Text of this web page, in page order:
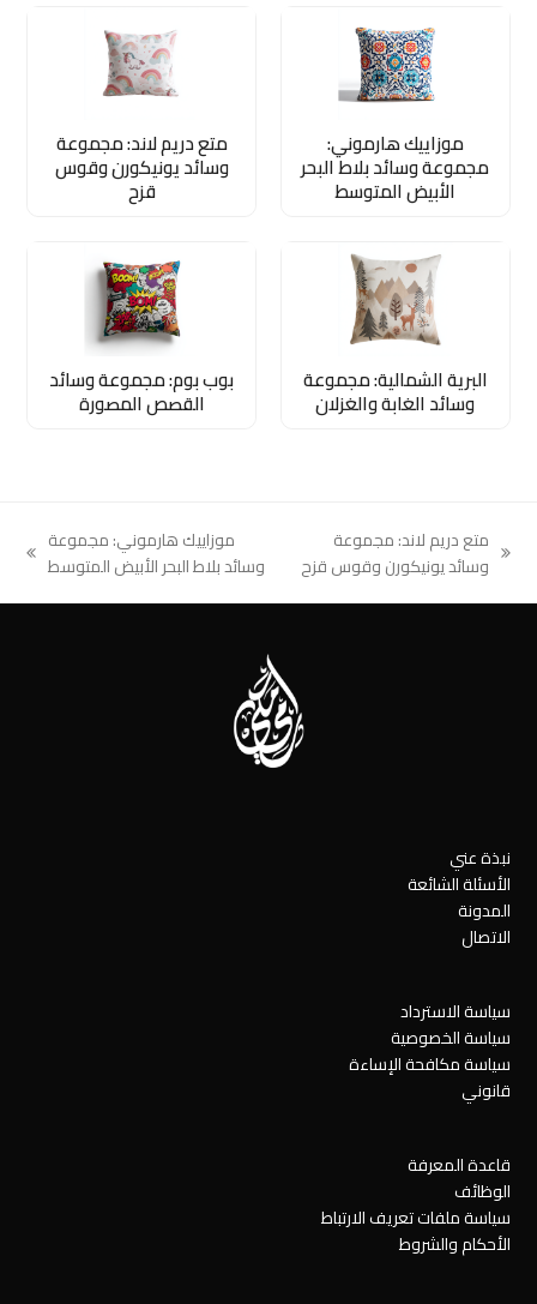
موزاييك هارموني:
مجموعة وسائد بلاط البحر
الأبيض المتوسط
متع دريم لاند: مجموعة
وسائد يونيكورن وقوس
قزح
البرية الشمالية: مجموعة
وسائد الغابة والغزلان
بوب بوم: مجموعة وسائد
القصص المصورة
previous
متع دريم لاند: مجموعة
وسائد يونيكورن وقوس قزح
next
موزاييك هارموني: مجموعة
وسائد بلاط البحر الأبيض المتوسط
نبذة عني
الأسئلة الشائعة
المدونة
الاتصال
سياسة الاسترداد
سياسة الخصوصية
سياسة مكافحة الإساءة
قانوني
قاعدة المعرفة
الوظائف
سياسة ملفات تعريف الارتباط
الأحكام والشروط